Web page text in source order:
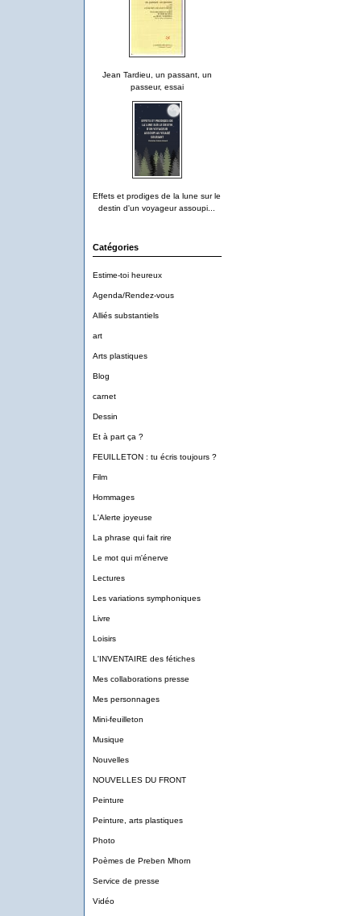
Jean Tardieu, un passant, un
passeur, essai
Effets et prodiges de la lune sur le
destin d'un voyageur assoupi...
Catégories
Estime-toi heureux
Agenda/Rendez-vous
Alliés substantiels
art
Arts plastiques
Blog
carnet
Dessin
Et à part ça ?
FEUILLETON : tu écris toujours ?
Film
Hommages
L'Alerte joyeuse
La phrase qui fait rire
Le mot qui m'énerve
Lectures
Les variations symphoniques
Livre
Loisirs
L'INVENTAIRE des fétiches
Mes collaborations presse
Mes personnages
Mini-feuilleton
Musique
Nouvelles
NOUVELLES DU FRONT
Peinture
Peinture, arts plastiques
Photo
Poèmes de Preben Mhorn
Service de presse
Vidéo